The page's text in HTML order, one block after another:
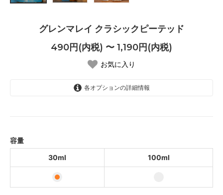
グレンマレイ クラシックピーテッド
490円(内税) 〜 1,190円(内税)
お気に入り
各オプションの詳細情報
容量
30ml
100ml